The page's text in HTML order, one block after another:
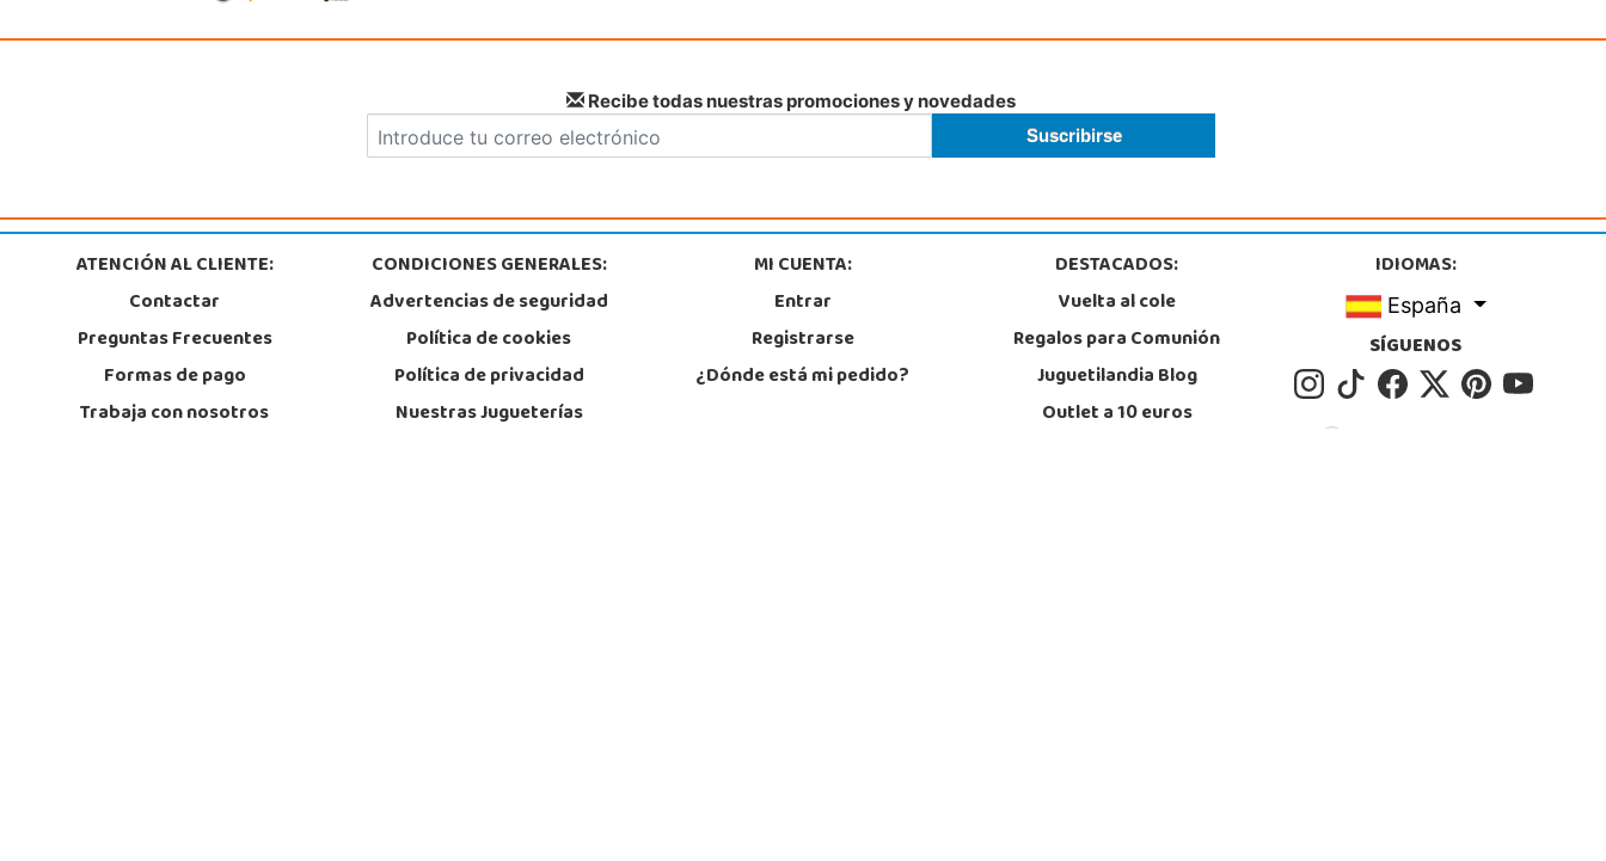
Recibe todas nuestras promociones y novedades
ATENCIÓN AL CLIENTE:
Contactar
Preguntas Frecuentes
Formas de pago
Trabaja con nosotros
CONDICIONES GENERALES:
Advertencias de seguridad
Política de cookies
Política de privacidad
Nuestras Jugueterías
MI CUENTA:
Entrar
Registrarse
¿Dónde está mi pedido?
DESTACADOS:
Vuelta al cole
Regalos para Comunión
Juguetilandia Blog
Outlet a 10 euros
IDIOMAS:
España
SÍGUENOS